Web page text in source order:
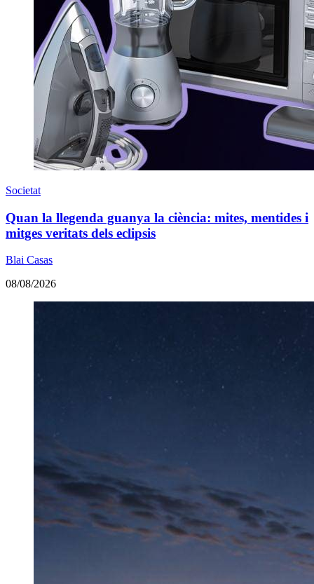
Societat
Quan la llegenda guanya la ciència: mites, mentides i
mitges veritats dels eclipsis
Blai Casas
08/08/2026